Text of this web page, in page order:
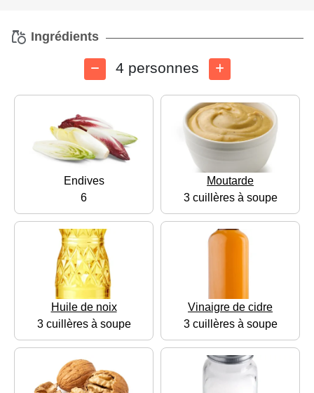
Ingrédients
4 personnes
Endives
6
Moutarde
3 cuillères à soupe
Huile de noix
3 cuillères à soupe
Vinaigre de cidre
3 cuillères à soupe